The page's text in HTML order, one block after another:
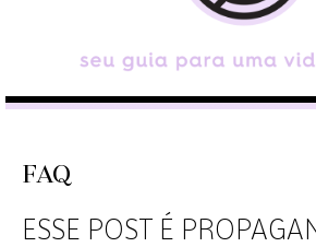
FAQ
ESSE POST É